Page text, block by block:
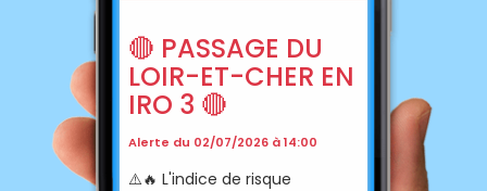
🔴 PASSAGE DU
LOIR-ET-CHER EN
IRO 3 🔴
Alerte du 02/07/2026 à 14:00
⚠️🔥 L'indice de risque